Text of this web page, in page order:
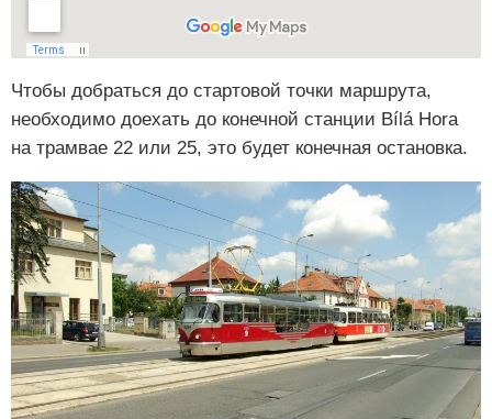
Чтобы добраться до стартовой точки маршрута,
необходимо доехать до конечной станции Bílá Hora
на трамвае 22 или 25, это будет конечная остановка.